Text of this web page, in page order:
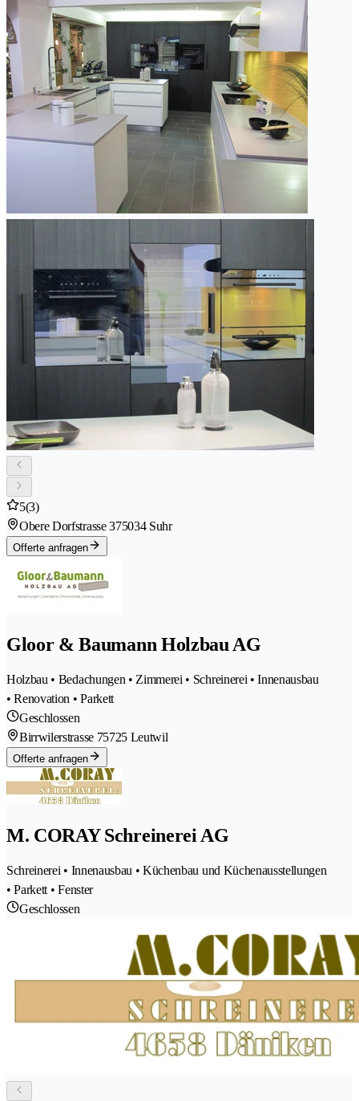
5(3)
Obere Dorfstrasse 375034 Suhr
Offerte anfragen
Gloor & Baumann Holzbau AG
Holzbau • Bedachungen • Zimmerei • Schreinerei • Innenausbau
• Renovation • Parkett
Geschlossen
Birrwilerstrasse 75725 Leutwil
Offerte anfragen
M. CORAY Schreinerei AG
Schreinerei • Innenausbau • Küchenbau und Küchenausstellungen
• Parkett • Fenster
Geschlossen